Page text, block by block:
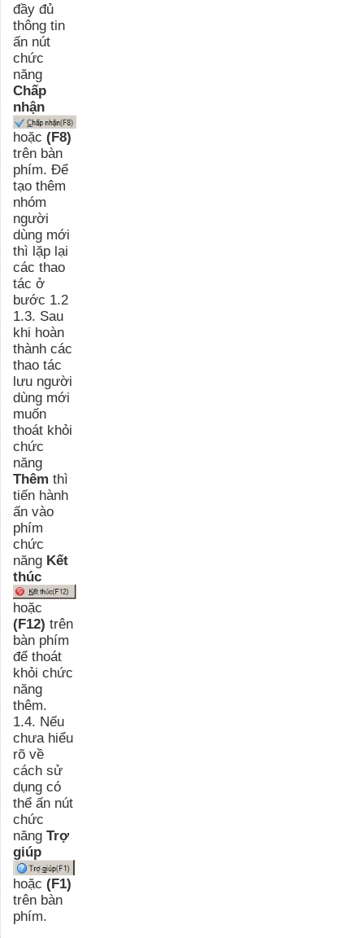
đầy đủ
thông tin
ấn nút
chức
năng
Chấp
nhận
hoặc (F8)
trên bàn
phím. Để
tạo thêm
nhóm
người
dùng mới
thì lặp lại
các thao
tác ở
bước 1.2
1.3. Sau
khi hoàn
thành các
thao tác
lưu người
dùng mới
muốn
thoát khỏi
chức
năng
Thêm thì
tiến hành
ấn vào
phím
chức
năng Kết
thúc
hoặc
(F12) trên
bàn phím
để thoát
khỏi chức
năng
thêm.
1.4. Nếu
chưa hiểu
rõ về
cách sử
dụng có
thể ấn nút
chức
năng Trợ
giúp
hoặc (F1)
trên bàn
phím.